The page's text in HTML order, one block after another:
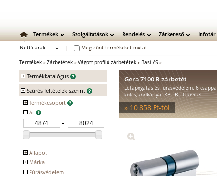
Termékek Szolgáltatások Rendelés Zárkereső Infotár
Nettó árak
Megszűnt termékeket mutat
Termékek » Zárbetétek » Vágott profilú zárbetétek » Basi AS »
+ Termékkatalógus
Mechanikus zárak
Mechanikus bevéső zárak
Zárbetétek
Vágott profilú zárbetétek
Fúrtpontos profilú
zárbetétek
Vak zárbetétek
Lakatok
Kiegészítő zárak
- Szűrés feltételek szerint
+ Termékcsoport
Basi AS KB
Basi AS FG
- Ár
+ Állapot
Kifutó
+ Márka
BASI
- Fúrásvédelem
Gera 7100 B zárbetét
Letapogatás és fúrásvédelem. 6
kulcs, kódkártya. KB, FB, FG kivitel.
» 10 858 Ft-tól